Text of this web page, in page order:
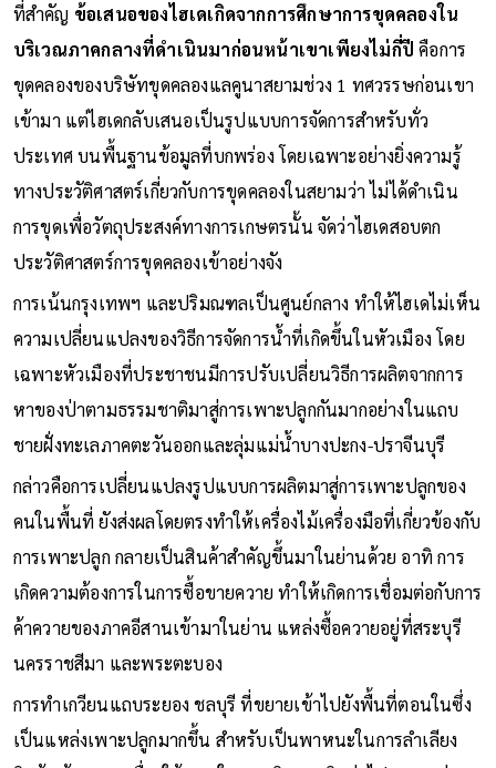
ที่สำคัญ ข้อเสนอของไฮเดเกิดจากการศึกษาการขุดคลองใน
บริเวณภาคกลางที่ดำเนินมาก่อนหน้าเขาเพียงไม่กี่ปี คือการ
ขุดคลองของบริษัทขุดคลองแลคูนาสยามช่วง 1 ทศวรรษก่อนเขา
เข้ามา แต่ไฮเดกลับเสนอเป็นรูปแบบการจัดการสำหรับทั่ว
ประเทศ บนพื้นฐานข้อมูลที่บกพร่อง โดยเฉพาะอย่างยิ่งความรู้
ทางประวัติศาสตร์เกี่ยวกับการขุดคลองในสยามว่า ไม่ได้ดำเนิน
การขุดเพื่อวัตถุประสงค์ทางการเกษตรนั้น จัดว่าไฮเดสอบตก
ประวัติศาสตร์การขุดคลองเข้าอย่างจัง
การเน้นกรุงเทพฯ และปริมณฑลเป็นศูนย์กลาง ทำให้ไฮเดไม่เห็น
ความเปลี่ยนแปลงของวิธีการจัดการน้ำที่เกิดขึ้นในหัวเมือง โดย
เฉพาะหัวเมืองที่ประชาชนมีการปรับเปลี่ยนวิธีการผลิตจากการ
หาของป่าตามธรรมชาติมาสู่การเพาะปลูกกันมากอย่างในแถบ
ชายฝั่งทะเลภาคตะวันออกและลุ่มแม่น้ำบางปะกง-ปราจีนบุรี
กล่าวคือการเปลี่ยนแปลงรูปแบบการผลิตมาสู่การเพาะปลูกของ
คนในพื้นที่ ยังส่งผลโดยตรงทำให้เครื่องไม้เครื่องมือที่เกี่ยวข้องกับ
การเพาะปลูก กลายเป็นสินค้าสำคัญขึ้นมาในย่านด้วย อาทิ การ
เกิดความต้องการในการซื้อขายควาย ทำให้เกิดการเชื่อมต่อกับการ
ค้าควายของภาคอีสานเข้ามาในย่าน แหล่งซื้อควายอยู่ที่สระบุรี
นครราชสีมา และพระตะบอง
การทำเกวียนแถบระยอง ชลบุรี ที่ขยายเข้าไปยังพื้นที่ตอนในซึ่ง
เป็นแหล่งเพาะปลูกมากขึ้น สำหรับเป็นพาหนะในการลำเลียง